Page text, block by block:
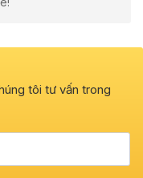
tôi tư vấn trong